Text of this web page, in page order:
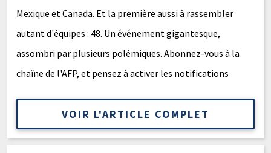
Mexique et Canada. Et la première aussi à rassembler
autant d'équipes : 48. Un événement gigantesque,
assombri par plusieurs polémiques. Abonnez-vous à la
chaîne de l'AFP, et pensez à activer les notifications
VOIR L'ARTICLE COMPLET